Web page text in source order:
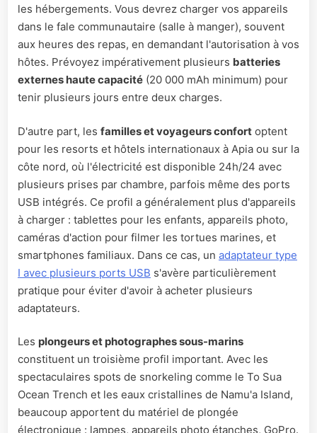
les hébergements. Vous devrez charger vos appareils
dans le fale communautaire (salle à manger), souvent
aux heures des repas, en demandant l'autorisation à vos
hôtes. Prévoyez impérativement plusieurs batteries
externes haute capacité (20 000 mAh minimum) pour
tenir plusieurs jours entre deux charges.
D'autre part, les familles et voyageurs confort optent
pour les resorts et hôtels internationaux à Apia ou sur la
côte nord, où l'électricité est disponible 24h/24 avec
plusieurs prises par chambre, parfois même des ports
USB intégrés. Ce profil a généralement plus d'appareils
à charger : tablettes pour les enfants, appareils photo,
caméras d'action pour filmer les tortues marines, et
smartphones familiaux. Dans ce cas, un adaptateur type
I avec plusieurs ports USB s'avère particulièrement
pratique pour éviter d'avoir à acheter plusieurs
adaptateurs.
Les plongeurs et photographes sous-marins
constituent un troisième profil important. Avec les
spectaculaires spots de snorkeling comme le To Sua
Ocean Trench et les eaux cristallines de Namu'a Island,
beaucoup apportent du matériel de plongée
électronique : lampes, appareils photo étanches, GoPro.